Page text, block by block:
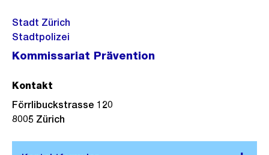
Stadt Zürich
Stadtpolizei
Kommissariat Prävention
Kontakt
Förrlibuckstrasse 120
8005 Zürich